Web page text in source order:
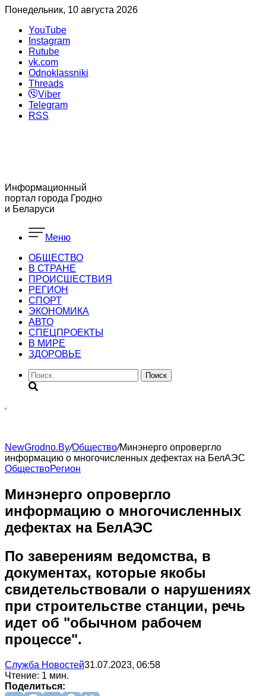
Понедельник, 10 августа 2026
YouTube
Instagram
Rutube
vk.com
Odnoklassniki
Threads
Viber
Telegram
RSS
Информационный
портал города Гродно
и Беларуси
Меню
ОБЩЕСТВО
В СТРАНЕ
ПРОИСШЕСТВИЯ
РЕГИОН
CПОРТ
ЭКОНОМИКА
АВТО
СПЕЦПРОЕКТЫ
В МИРЕ
ЗДОРОВЬЕ
Поиск
NewGrodno.By/Общество/Минэнерго опровергло
информацию о многочисленных дефектах на БелАЭС
ОбществоРегион
Минэнерго опровергло
информацию о многочисленных
дефектах на БелАЭС
По заверениям ведомства, в
документах, которые якобы
свидетельствовали о нарушениях
при строительстве станции, речь
идет об "обычном рабочем
процессе".
Служба Новостей31.07.2023, 06:58
Чтение: 1 мин.
Поделиться: